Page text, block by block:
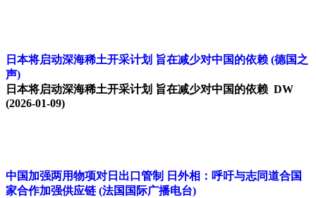
日本将启动深海稀土开采计划 旨在减少对中国的依赖 (德国之
声)
日本将启动深海稀土开采计划 旨在减少对中国的依赖 DW
(2026-01-09)
中国加强两用物项对日出口管制 日外相：呼吁与志同道合国
家合作加强供应链 (法国国际广播电台)